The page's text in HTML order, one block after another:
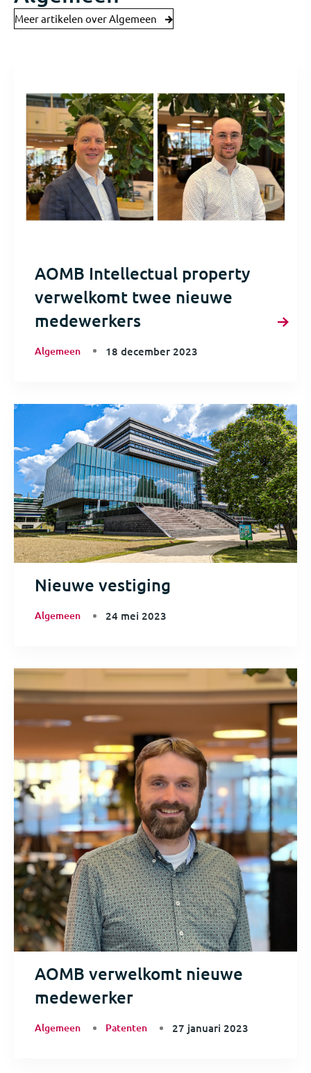
Meer artikelen over Algemeen
AOMB Intellectual property
verwelkomt twee nieuwe
medewerkers
Algemeen 18 december 2023
Nieuwe vestiging
Algemeen 24 mei 2023
AOMB verwelkomt nieuwe
medewerker
Algemeen Patenten 27 januari 2023